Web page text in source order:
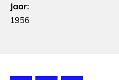
Jaar:
1956